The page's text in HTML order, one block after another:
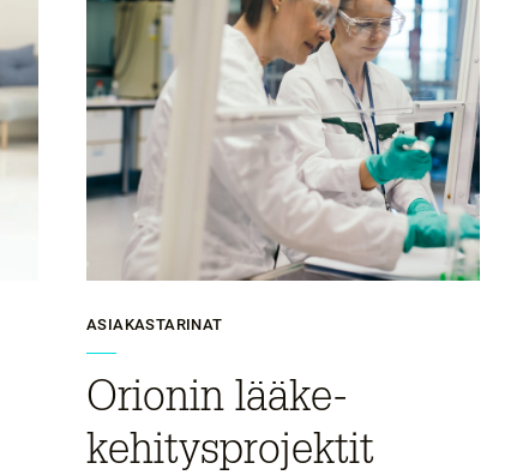
ASIAKASTARINAT
Orionin lääke­
kehitysprojektit